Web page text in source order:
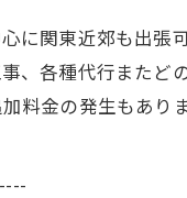
に関東近郊も出張可
各種代行またど
料金の発生もあり